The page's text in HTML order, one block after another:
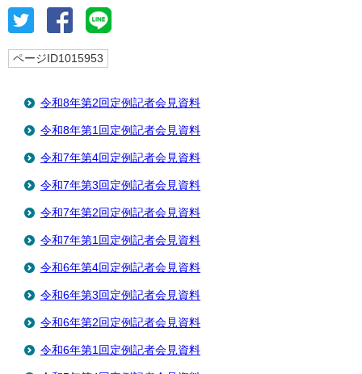
ページID1015953
令和8年第2回定例記者会見資料
令和8年第1回定例記者会見資料
令和7年第4回定例記者会見資料
令和7年第3回定例記者会見資料
令和7年第2回定例記者会見資料
令和7年第1回定例記者会見資料
令和6年第4回定例記者会見資料
令和6年第3回定例記者会見資料
令和6年第2回定例記者会見資料
令和6年第1回定例記者会見資料